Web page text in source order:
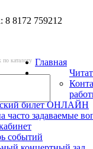
8 8172 759212
по каталогу Главная
билет ОНЛАЙН
часто задаваемые
событий